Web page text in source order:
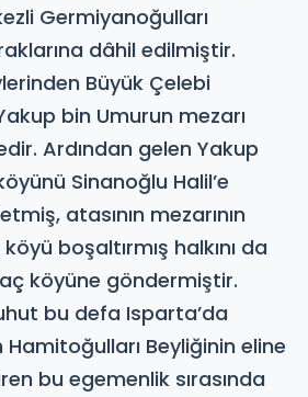
Germiyanoğulları
dâhil edilmiştir.
Büyük Çelebi
bin Umurun mezarı
Ardından gelen Yakup
Sinanoğlu Halil’e
atasının mezarının
boşaltırmış halkını da
köyüne göndermiştir.
bu defa Isparta’da
Beyliğinin eline
bu egemenlik sırasında